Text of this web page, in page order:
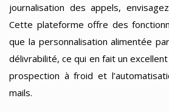
journalisation des appels,
Cette plateforme offre des
que la personnalisation alimentée
délivrabilité, ce qui en fait un
prospection à froid et
mails.